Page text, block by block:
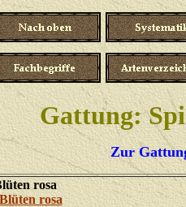
Gattung:
Zur
rosa
rosa